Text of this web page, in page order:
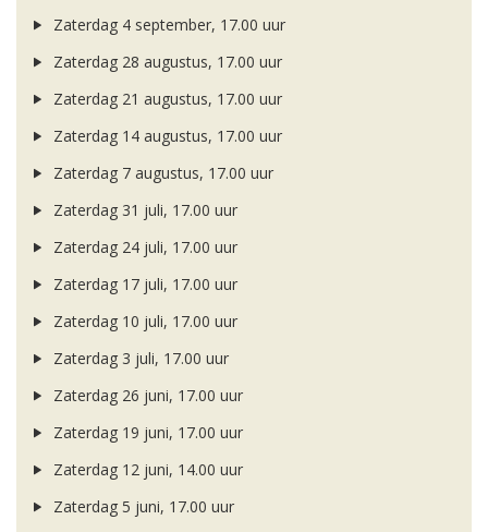
Zaterdag 4 september, 17.00 uur
Zaterdag 28 augustus, 17.00 uur
Zaterdag 21 augustus, 17.00 uur
Zaterdag 14 augustus, 17.00 uur
Zaterdag 7 augustus, 17.00 uur
Zaterdag 31 juli, 17.00 uur
Zaterdag 24 juli, 17.00 uur
Zaterdag 17 juli, 17.00 uur
Zaterdag 10 juli, 17.00 uur
Zaterdag 3 juli, 17.00 uur
Zaterdag 26 juni, 17.00 uur
Zaterdag 19 juni, 17.00 uur
Zaterdag 12 juni, 14.00 uur
Zaterdag 5 juni, 17.00 uur